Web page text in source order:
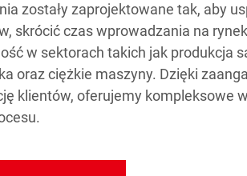
zostały zaprojektowane tak, aby
skrócić czas wprowadzania na
w sektorach takich jak produkcja
oraz ciężkie maszyny. Dzięki
klientów, oferujemy kompleksowe